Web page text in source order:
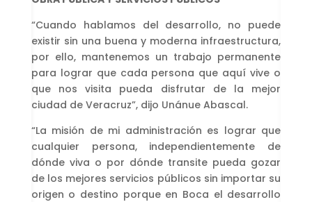
“Cuando hablamos del desarrollo, no puede
existir sin una buena y moderna infraestructura,
por ello, mantenemos un trabajo permanente
para lograr que cada persona que aquí vive o
que nos visita pueda disfrutar de la mejor
ciudad de Veracruz”, dijo Unánue Abascal.
“La misión de mi administración es lograr que
cualquier persona, independientemente de
dónde viva o por dónde transite pueda gozar
de los mejores servicios públicos sin importar su
origen o destino porque en Boca el desarrollo